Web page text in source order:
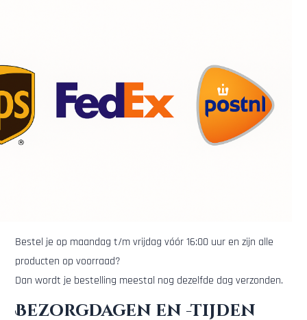
Bestel je op maandag t/m vrijdag vóór 16:00 uur en zijn alle
producten op voorraad?
Dan wordt je bestelling meestal nog dezelfde dag verzonden.
Bezorgdagen en -tijden